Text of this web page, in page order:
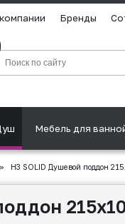
Бренды
Мебель для
» H3 SOLID Душевой поддон